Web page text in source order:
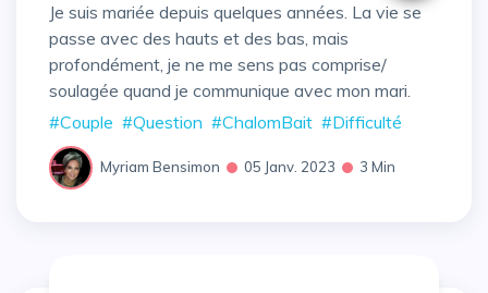
Je suis mariée depuis quelques années. La vie se
passe avec des hauts et des bas, mais
profondément, je ne me sens pas comprise/
soulagée quand je communique avec mon mari.
#Couple #Question #ChalomBait #Difficulté
Myriam Bensimon 05 Janv. 2023 3 Min